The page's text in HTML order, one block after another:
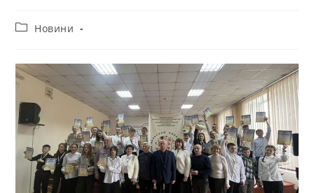
Новини